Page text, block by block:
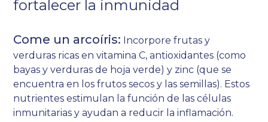
fortalecer la inmunidad
Come un arcoíris: Incorpore frutas y
verduras ricas en vitamina C, antioxidantes (como
bayas y verduras de hoja verde) y zinc (que se
encuentra en los frutos secos y las semillas). Estos
nutrientes estimulan la función de las células
inmunitarias y ayudan a reducir la inflamación.